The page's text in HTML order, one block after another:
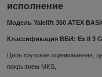
исполнение
Модель Yalelift 360 ATEX
Классификация ВБИ: Ex II 3
Цепь грузовая оцинкованная,
покрытием MKS,